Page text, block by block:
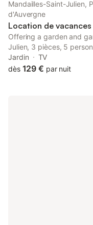
Mandailles-Saint-Julien,
d'Auvergne
Location de
Offering a garden and
Julien, 3 pièces, 5
Mandailles, 31 km from
from Aurillac train station.
Jardin
TV
dès 129 € par nuit